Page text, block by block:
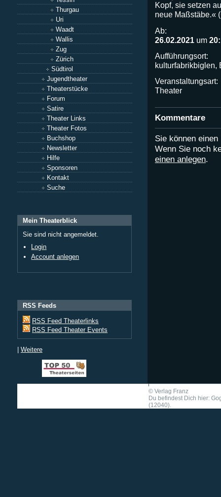
Thurgau
Uri
Waadt
Wallis
Zug
Zürich
Südtirol
Jugendtheater
Theaterstücke
Forum
Satire
Theater Links
Theater Fotos
Buchshop
Newsletter
Hilfe
Sponsoren
Kontakt
Suche
Mein Theaterblick
Sie sind nicht angemeldet.
Login
Account anlegen
RSS Feeds
RSS Feed Theaterlinks
RSS Feed Theater Events
| Weitere
Kopf, sie setzen
neue Maßstäbe.«
Ab:
26.02.2021 um
Aufführungsort:
kulturfabrikbiglen,
Veranstaltungsart:
Theater
Kommentare
Sie können
Wenn Sie noch
einen anlegen.
© Verlag Franz
Du befindest Dich hier:
(12040).